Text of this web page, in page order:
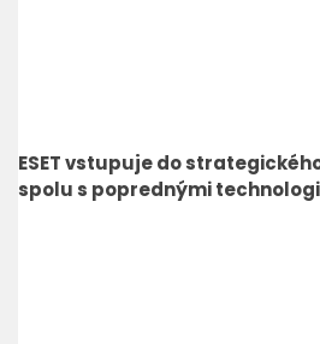
ESET vstupuje do
spolu s poprednými